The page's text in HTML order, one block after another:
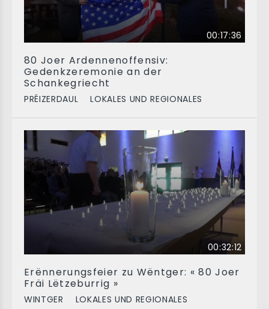
00:17:36
80 Joer Ardennenoffensiv:
Gedenkzeremonie an der
Schankegriecht
PRÉIZERDAUL LOKALES UND REGIONALES
00:32:12
Erënnerungsfeier zu Wëntger: « 80 Joer
Fräi Lëtzeburrig »
WINTGER LOKALES UND REGIONALES